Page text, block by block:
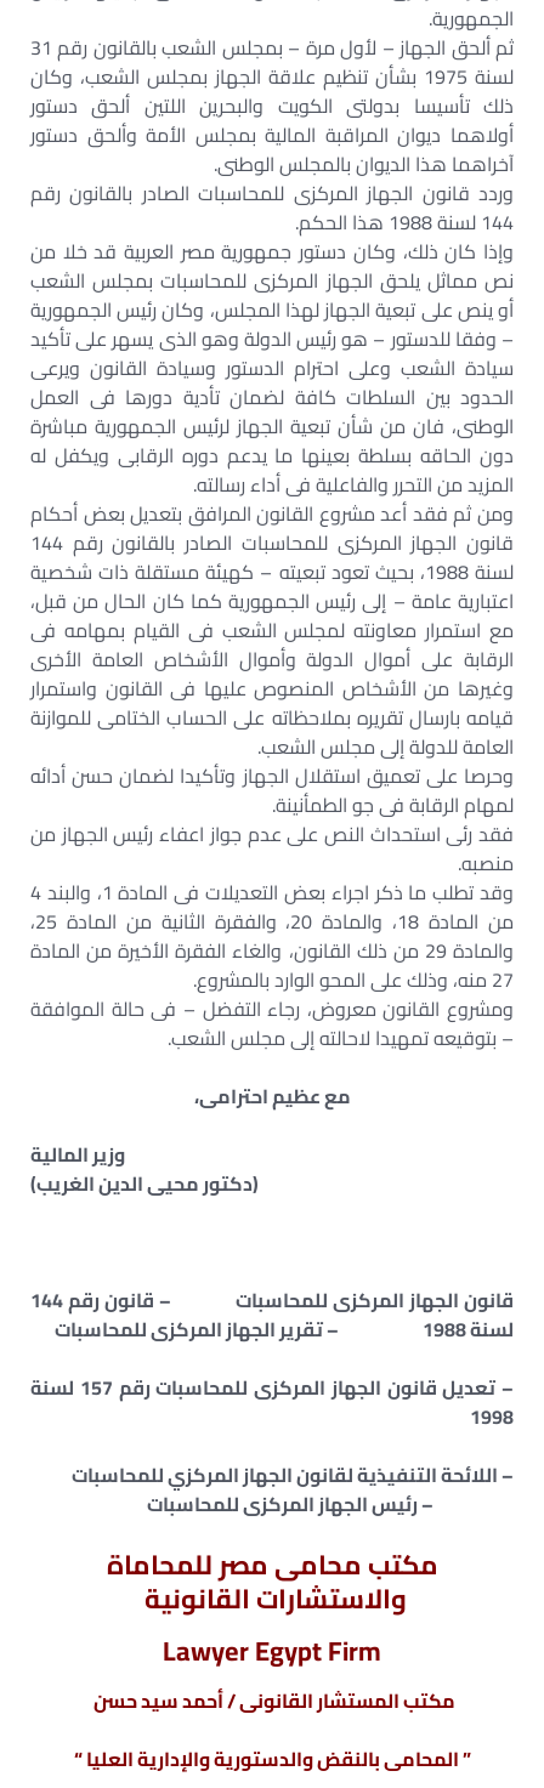
الجمهورية.
ثم ألحق الجهاز – لأول مرة – بمجلس الشعب بالقانون رقم 31
لسنة 1975 بشأن تنظيم علاقة الجهاز بمجلس الشعب، وكان
ذلك تأسيسا بدولتى الكويت والبحرين اللتين ألحق دستور
أولاهما ديوان المراقبة المالية بمجلس الأمة وألحق دستور
آخراهما هذا الديوان بالمجلس الوطنى.
وردد قانون الجهاز المركزى للمحاسبات الصادر بالقانون رقم
144 لسنة 1988 هذا الحكم.
وإذا كان ذلك، وكان دستور جمهورية مصر العربية قد خلا من
نص مماثل يلحق الجهاز المركزى للمحاسبات بمجلس الشعب
أو ينص على تبعية الجهاز لهذا المجلس، وكان رئيس الجمهورية
– وفقا للدستور – هو رئيس الدولة وهو الذى يسهر على تأكيد
سيادة الشعب وعلى احترام الدستور وسيادة القانون ويرعى
الحدود بين السلطات كافة لضمان تأدية دورها فى العمل
الوطنى، فان من شأن تبعية الجهاز لرئيس الجمهورية مباشرة
دون الحاقه بسلطة بعينها ما يدعم دوره الرقابى ويكفل له
المزيد من التحرر والفاعلية فى أداء رسالته.
ومن ثم فقد أعد مشروع القانون المرافق بتعديل بعض أحكام
قانون الجهاز المركزى للمحاسبات الصادر بالقانون رقم 144
لسنة 1988، بحيث تعود تبعيته – كهيئة مستقلة ذات شخصية
اعتبارية عامة – إلى رئيس الجمهورية كما كان الحال من قبل،
مع استمرار معاونته لمجلس الشعب فى القيام بمهامه فى
الرقابة على أموال الدولة وأموال الأشخاص العامة الأخرى
وغيرها من الأشخاص المنصوص عليها فى القانون واستمرار
قيامه بارسال تقريره بملاحظاته على الحساب الختامى للموازنة
العامة للدولة إلى مجلس الشعب.
وحرصا على تعميق استقلال الجهاز وتأكيدا لضمان حسن أدائه
لمهام الرقابة فى جو الطمأنينة.
فقد رئى استحداث النص على عدم جواز اعفاء رئيس الجهاز من
منصبه.
وقد تطلب ما ذكر اجراء بعض التعديلات فى المادة 1، والبند 4
من المادة 18، والمادة 20، والفقرة الثانية من المادة 25،
والمادة 29 من ذلك القانون، والغاء الفقرة الأخيرة من المادة
27 منه، وذلك على المحو الوارد بالمشروع.
ومشروع القانون معروض، رجاء التفضل – فى حالة الموافقة
– بتوقيعه تمهيدا لاحالته إلى مجلس الشعب.
مع عظيم احترامى،
وزير المالية
(دكتور محيى الدين الغريب)
قانون الجهاز المركزى للمحاسبات – قانون رقم 144
لسنة 1988 – تقرير الجهاز المركزى للمحاسبات
– تعديل قانون الجهاز المركزى للمحاسبات رقم 157 لسنة
1998
– اللائحة التنفيذية لقانون الجهاز المركزي للمحاسبات
– رئيس الجهاز المركزى للمحاسبات
مكتب محامى مصر للمحاماة
والاستشارات القانونية
Lawyer Egypt Firm
مكتب المستشار القانونى / أحمد سيد حسن
” المحامى بالنقض والدستورية والإدارية العليا “